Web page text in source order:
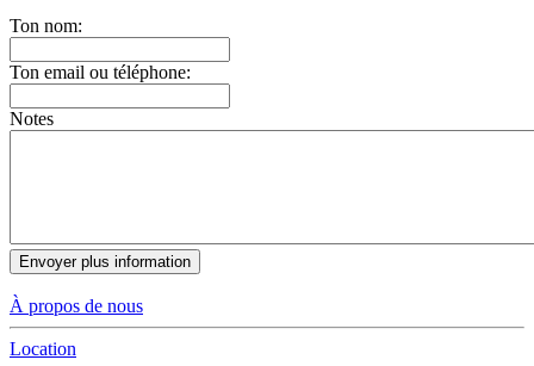
Ton nom:
Ton email ou téléphone:
Notes
À propos de nous
Location